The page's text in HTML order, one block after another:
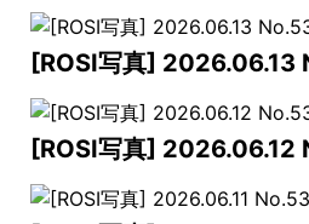
[ROSI写真] 2026.06.13
[ROSI写真] 2026.06.12